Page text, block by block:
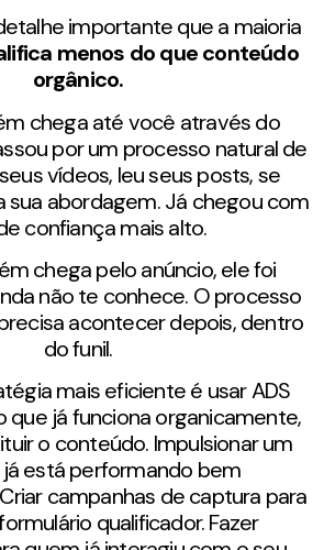
importante que a maioria
menos do que conteúdo
orgânico.
chega até você através do
por um processo natural de
vídeos, leu seus posts, se
sua abordagem. Já chegou com
confiança mais alto.
chega pelo anúncio, ele foi
não te conhece. O processo
acontecer depois, dentro
do funil.
mais eficiente é usar ADS
que já funciona organicamente,
o conteúdo. Impulsionar um
está performando bem
campanhas de captura para
qualificador. Fazer